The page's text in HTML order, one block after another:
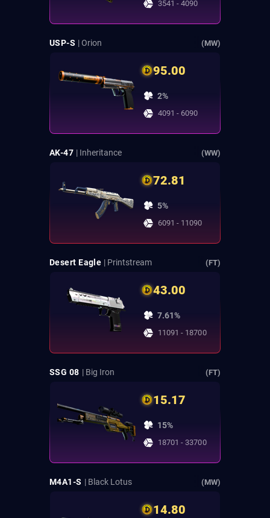
3541 - 4090
USP-S | Orion (MW)
95.00
2%
4091 - 6090
AK-47 | Inheritance (WW)
72.81
5%
6091 - 11090
Desert Eagle | Printstream (FT)
43.00
7.61%
11091 - 18700
SSG 08 | Big Iron (FT)
15.17
15%
18701 - 33700
M4A1-S | Black Lotus (MW)
14.80